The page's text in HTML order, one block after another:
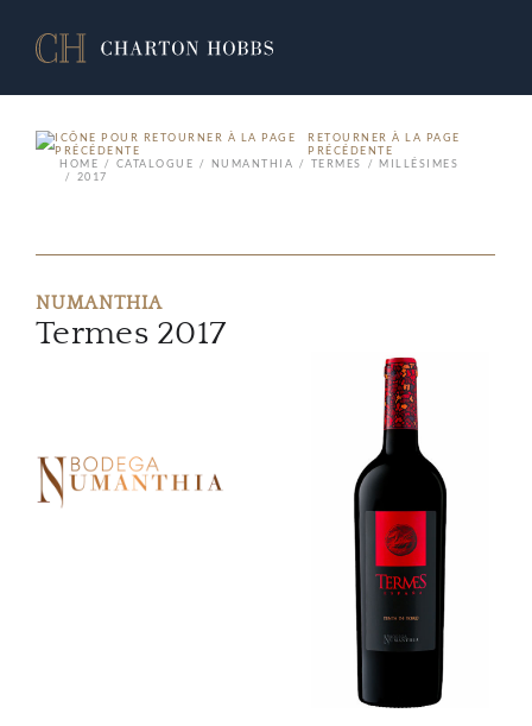
RETOURNER À LA PAGE
PRÉCÉDENTE
HOME
CATALOGUE NUMANTHIA TERMES
MILLÉSIMES
2017
NUMANTHIA
Termes 2017